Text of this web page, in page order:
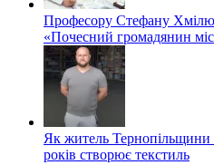
Професору Стефану Хмілю
«Почесний громадянин
Як житель Тернопільщини
років створює текстиль